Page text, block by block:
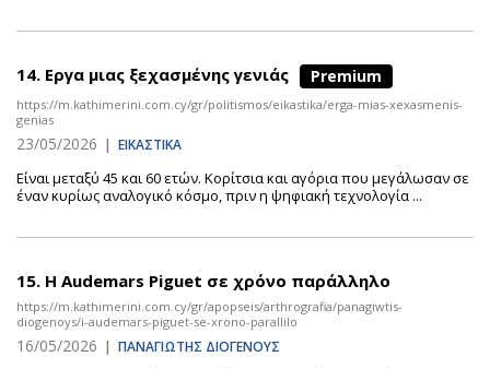
14. Εργα μιας ξεχασμένης γενιάς Premium
https://m.kathimerini.com.cy/gr/politismos/eikastika/erga-mias-xexasmenis-
genias
23/05/2026 | ΕΙΚΑΣΤΙΚΑ
Είναι μεταξύ 45 και 60 ετών. Κορίτσια και αγόρια που μεγάλωσαν σε
έναν κυρίως αναλογικό κόσμο, πριν η ψηφιακή τεχνολογία ...
15. Η Audemars Piguet σε χρόνο παράλληλο
https://m.kathimerini.com.cy/gr/apopseis/arthrografia/panagiwtis-
diogenoys/i-audemars-piguet-se-xrono-parallilo
16/05/2026 | ΠΑΝΑΓΙΩΤΗΣ ΔΙΟΓΕΝΟΥΣ